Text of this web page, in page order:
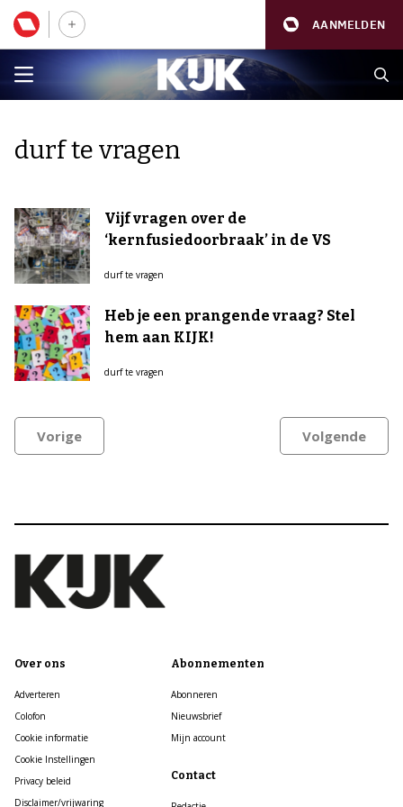
AANMELDEN
durf te vragen
Vijf vragen over de
‘kernfusiedoorbraak’ in de VS
durf te vragen
Heb je een prangende vraag? Stel
hem aan KIJK!
durf te vragen
Vorige Volgende
Over ons
Adverteren
Colofon
Cookie informatie
Cookie Instellingen
Privacy beleid
Disclaimer/vrijwaring
Abonnementen
Abonneren
Nieuwsbrief
Mijn account
Contact